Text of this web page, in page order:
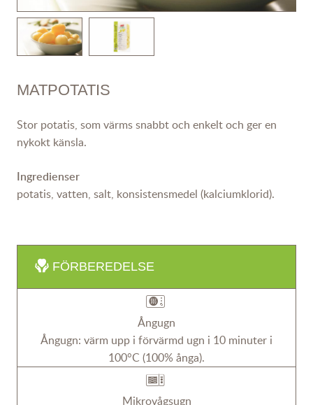
MATPOTATIS
Stor potatis, som värms snabbt och enkelt och ger en
nykokt känsla.
Ingredienser
potatis, vatten, salt, konsistensmedel (kalciumklorid).
FÖRBEREDELSE
Ångugn
Ångugn: värm upp i förvärmd ugn i 10 minuter i
100°C (100% ånga).
Mikrovågsugn